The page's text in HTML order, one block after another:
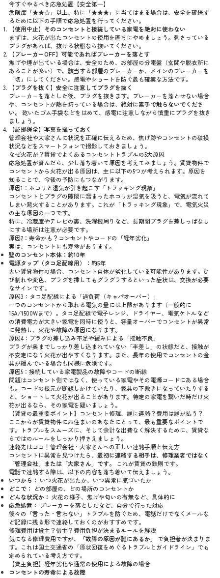
今すぐやるべき応急処置【安全第一】
危険度「★★☆」以上、特に「★★★」に当てはまる場合は、安全を確保す
るために以下の手順で応急処置を行ってください。
【使用中止】そのコンセントと接続している家電を絶対に使わない
まずは、火花が出たコンセントの使用を直ちにやめましょう。刺さっている
プラグがあれば、抜ける状態なら抜いてください。
【ブレーカーOFF】可能であればブレーカーを落とす
焦げや煙が出ている場合は、安全のため、お部屋の分電盤（玄関や脱衣所に
あることが多い）で、該当する部屋のブレーカーか、メインのブレーカーを
「切」にしてください。感電やショートを防ぐ最も確実な方法です。
【プラグを抜く】安全に注意してプラグを抜く
ブレーカーを落とした後、プラグを抜きます。ブレーカーを落とせない場合
や、コンセントが熱を持っている場合は、 絶対に素手で触らないでくださ
い。 乾いたゴム手袋などをはめて、感電に注意しながら慎重にプラグを抜き
ましょう。
【証拠保全】写真を撮っておく
管理会社や大家さんに状況を正確に伝えるため、焦げ跡やコンセントの破損
状況などをスマートフォンで撮影しておきましょう。
なぜ火花が？賃貸でよくあるコンセントトラブルの5大原因
応急処置が済んだら、少し落ち着いて原因を考えてみましょう。賃貸物件で
コンセントから火花が出る原因は、主に以下の5つが考えられます。原因を
知ることで、今後の予防にもつながります。
原因1：ホコリと湿気が引き起こす「トラッキング現象」
コンセントとプラグの隙間に溜まったホコリが湿気を吸うと、電気が流れて
しまい発火することがあります。これが「トラッキング現象」で、電気火災
の主な原因の一つです。
特に、冷蔵庫やテレビの裏、洗濯機周りなど、長期間プラグを差しっぱなし
にする場所は注意が必要です。
原因2：寿命かも？コンセントやコードの「経年劣化」
実は、コンセントにも寿命があります。
壁のコンセント本体：約10年
電源タップ（タコ足配線用）：約5年
古い賃貸物件の場合、コンセント自体が劣化している可能性があります。ひ
び割れや変色、プラグを挿してもグラグラするといった症状は、交換が必要
なサインです。
原因3：タコ足配線による「過負荷（キャパオーバー）」
一つのコンセントから取れる電気の量には上限があります（一般的に
15A/1500Wまで）。タコ足配線で電子レンジ、ドライヤー、電気ケトルなど
の消費電力が大きい家電を同時に使うと、容量オーバーでコンセントが異常
に発熱し、火花や故障の原因になります。
原因4：プラグの差し込み不足や緩みによる「接触不良」
プラグが奥までしっかり差し込まれていない「半差し」の状態だと、接触が
不安定になり火花が出やすくなります。また、長年の使用でコンセントの金
具が緩んでいる場合も同様に危険です。
原因5：接続している家電製品の故障やコードの断線
問題はコンセント側ではなく、使っている家電やその電源コードにある場合
も。コードの根元が断線しかけていたり、家具の下敷きになっていたりする
と、ショートして火花が出ることがあります。特定の家電を繋いだ時だけ火
花が出るなら、その家電を疑いましょう。
【賃貸の最重要ポイント】コンセント修理、誰に連絡？費用は誰が払う？
ここからが賃貸物件にお住まいのあなたにとって、最も重要なポイントで
す。トラブルをスムーズに、そして余計な出費なく解決するために、賃貸な
らではのルールをしっかり押さえましょう。
連絡先はココ！管理会社・大家さんへの正しい連絡手順と伝え方
コンセントに異常を見つけたら、 最初に連絡する相手は、修理業者ではなく
「管理会社」または「大家さん」です。
これが賃貸の鉄則です。
電話で連絡する際は、以下の内容を落ち着いて伝えましょう。
いつから： いつ火花が出たか、いつ異常に気づいたか
どこで：
どの部屋の、どの場所のコンセントか
どんな状況か： 火花の様子、焦げや匂いの有無など、具体的に
応急処置： ブレーカーを落としたなど、自分で行った対応
後々の「言った・言わない」トラブルを防ぐため、電話だけでなくメールな
ど記録に残る形で連絡しておくのがおすすめです。
修理費用は貸主？借主？費用負担が決まるルールを解説
気になる修理費用ですが、
「故障の原因が誰にあるか」
で負担者が決まりま
す。これは国土交通省の「原状回復をめぐるトラブルとガイドライン」でも
定められている考え方です。
【貸主負担】経年劣化や通常の使用による故障の場合
コンセントの寿命による故障